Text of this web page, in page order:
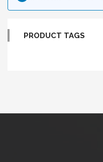
PRODUCT TAGS